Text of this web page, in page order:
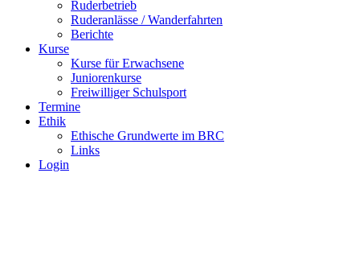
Ruderbetrieb
Ruderanlässe / Wanderfahrten
Berichte
Kurse
Kurse für Erwachsene
Juniorenkurse
Freiwilliger Schulsport
Termine
Ethik
Ethische Grundwerte im BRC
Links
Login